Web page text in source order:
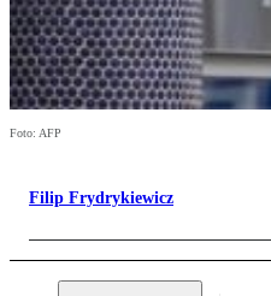
Foto: AFP
Filip Frydrykiewicz